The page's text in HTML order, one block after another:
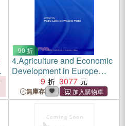
90 折
4.Agriculture and Economic
Development in Europe
Since 1870
9 3077
無庫存